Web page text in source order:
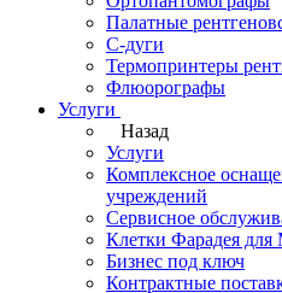
Палатные
С-дуги
Термопринтеры
Флюорографы
Услуги
Назад
Услуги
Комплексное
учреждений
Сервисное
Клетки Фарадея
Бизнес под ключ
Контрактные